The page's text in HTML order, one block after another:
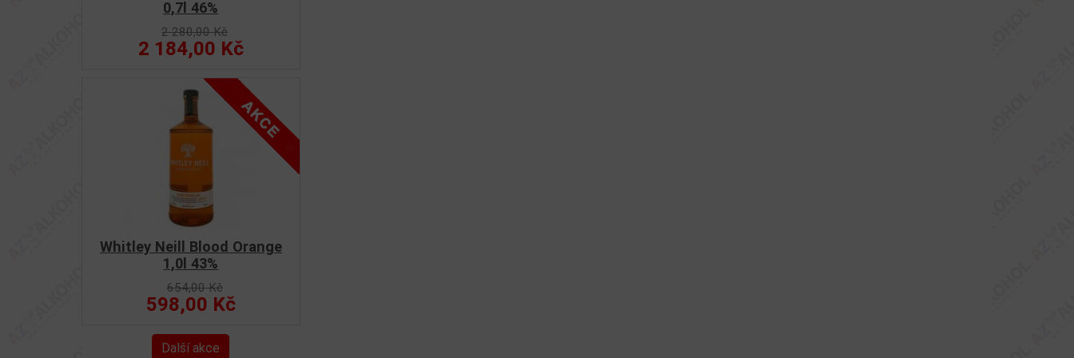
0,7l 46%
2 280,00 Kč
2 184,00 Kč
Whitley Neill Blood Orange
1,0l 43%
654,00 Kč
598,00 Kč
Další akce